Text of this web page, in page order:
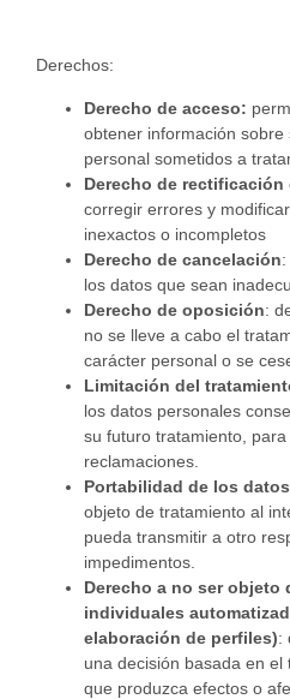
Derechos:
Derecho de acceso:
obtener información
personal sometidos a
Derecho de rectificación
corregir errores y
inexactos o incompletos
Derecho de cancelación
los datos que sean
Derecho de oposición:
no se lleve a cabo el
carácter personal o se
Limitación del
los datos personales
su futuro tratamiento,
reclamaciones.
Portabilidad de los datos
objeto de tratamiento al
pueda transmitir a otro
impedimentos.
Derecho a no ser objeto
individuales
elaboración de perfiles):
una decisión basada en
que produzca efectos o